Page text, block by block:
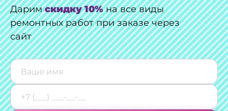
Даримскидку 10%на все виды
ремонтных работ при заказе через
сайт